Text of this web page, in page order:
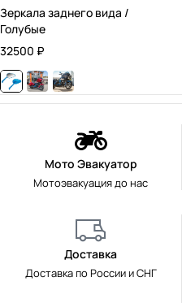
Зеркала заднего вида /
Голубые
32500 ₽
Мото Эвакуатор
Мотоэвакуация до нас
Доставка
Доставка по России и СНГ